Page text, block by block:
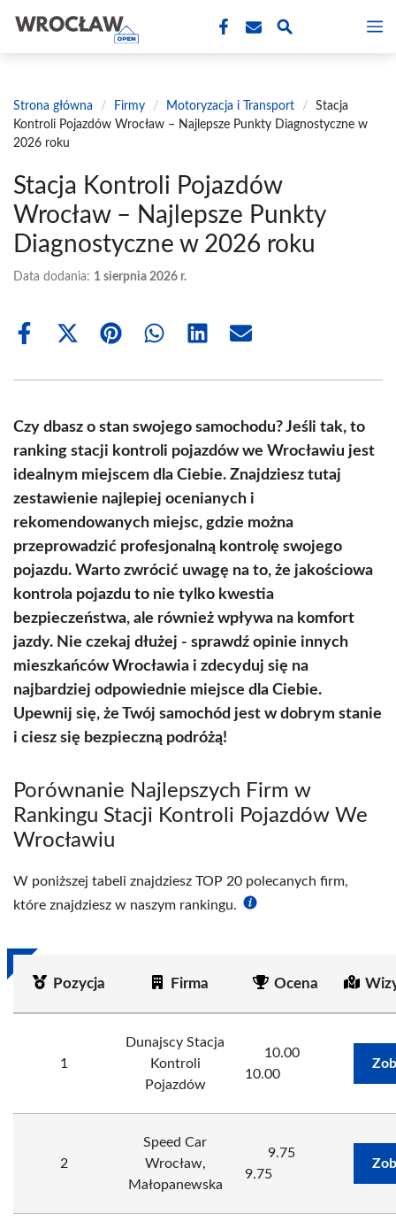
treści
Strona główna / Firmy / Motoryzacja i Transport /
Stacja
Kontroli Pojazdów Wrocław – Najlepsze Punkty Diagnostyczne w
2026 roku
Stacja Kontroli Pojazdów
Wrocław – Najlepsze Punkty
Diagnostyczne w 2026 roku
Data dodania: 1 sierpnia 2026 r.
Share
Share
(Twitter)
Share Share Share Share
Czy dbasz o stan swojego samochodu? Jeśli tak, to
ranking stacji kontroli pojazdów we Wrocławiu jest
idealnym miejscem dla Ciebie. Znajdziesz tutaj
zestawienie najlepiej ocenianych i
rekomendowanych miejsc, gdzie można
przeprowadzić profesjonalną kontrolę swojego
pojazdu. Warto zwrócić uwagę na to, że jakościowa
kontrola pojazdu to nie tylko kwestia
bezpieczeństwa, ale również wpływa na komfort
jazdy. Nie czekaj dłużej - sprawdź opinie innych
mieszkańców Wrocławia i zdecyduj się na
najbardziej odpowiednie miejsce dla Ciebie.
Upewnij się, że Twój samochód jest w dobrym stanie
i ciesz się bezpieczną podróżą!
Porównanie Najlepszych Firm w
Rankingu Stacji Kontroli Pojazdów We
Wrocławiu
W poniższej tabeli znajdziesz TOP 20 polecanych firm,
które znajdziesz w naszym rankingu.
Pozycja Firma Ocena
1
Dunajscy Stacja
Kontroli
Pojazdów
10.00
10.00
2
Speed Car
Wrocław,
Małopanewska
9.75
9.75